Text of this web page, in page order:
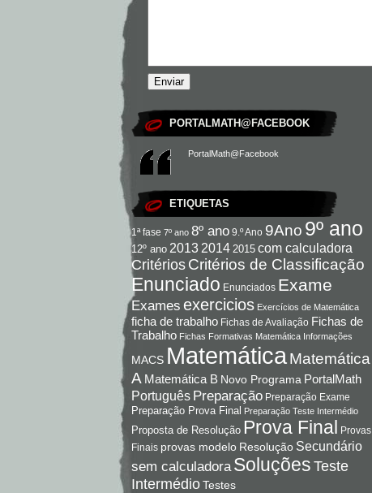
PORTALMATH@FACEBOOK
PortalMath@Facebook
ETIQUETAS
1ª fase 7º ano 8º ano 9.º Ano 9Ano 9º ano
12º ano 2013 2014 2015 com calculadora
Critérios Critérios de Classificação
Enunciado Enunciados Exame
Exames exercicios Exercícios de Matemática
ficha de trabalho Fichas de Avaliação Fichas de
Trabalho Fichas Formativas Matemática Informações
MACS Matemática Matemática
A Matemática B Novo Programa PortalMath
Português Preparação Preparação Exame
Preparação Prova Final Preparação Teste Intermédio
Proposta de Resolução Prova Final Provas
Finais provas modelo Resolução Secundário
sem calculadora Soluções Teste
IntermédioTestes